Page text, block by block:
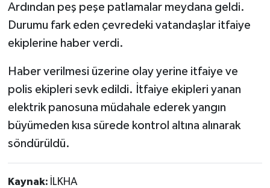
Ardından peş peşe patlamalar meydana geldi.
Durumu fark eden çevredeki vatandaşlar itfaiye
ekiplerine haber verdi.
Haber verilmesi üzerine olay yerine itfaiye ve
polis ekipleri sevk edildi. İtfaiye ekipleri yanan
elektrik panosuna müdahale ederek yangın
büyümeden kısa sürede kontrol altına alınarak
söndürüldü.
Kaynak: İLKHA